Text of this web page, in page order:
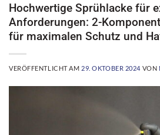
Hochwertige Sprühlacke für
Anforderungen: 2-
für maximalen Schutz und
VERÖFFENTLICHT AM 29. OKTOBER 2024 VON